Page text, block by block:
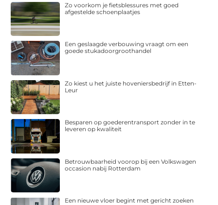
Zo voorkom je fietsblessures met goed
afgestelde schoenplaatjes
Een geslaagde verbouwing vraagt om een
goede stukadoorgroothandel
Zo kiest u het juiste hoveniersbedrijf in Etten-
Leur
Besparen op goederentransport zonder in te
leveren op kwaliteit
Betrouwbaarheid voorop bij een Volkswagen
occasion nabij Rotterdam
Een nieuwe vloer begint met gericht zoeken